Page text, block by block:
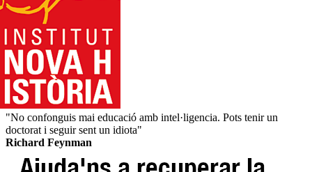
"No confonguis mai educació amb intel·ligencia. Pots tenir un
doctorat i seguir sent un idiota"
Richard Feynman